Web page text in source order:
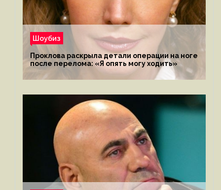
Шоубиз
Проклова раскрыла детали операции на ноге
после перелома: «Я опять могу ходить»